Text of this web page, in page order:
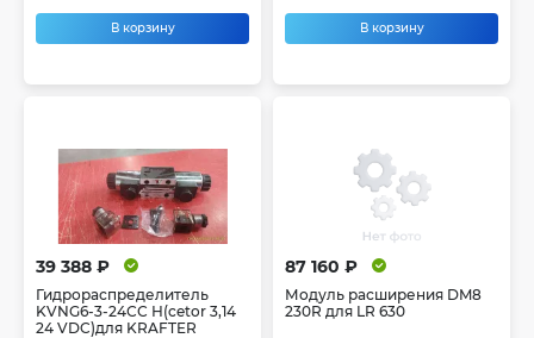
В корзину В корзину
39 388 ₽
Гидрораспределитель
KVNG6-3-24СС Н(cetor 3,14
24 VDC)для KRAFTER
87 160 ₽
Модуль расширения DM8
230R для LR 630